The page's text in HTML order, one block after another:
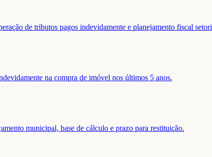
de tributos pagos indevidamente e planejamento fiscal
na compra de imóvel nos últimos 5 anos.
municipal, base de cálculo e prazo para restituição.